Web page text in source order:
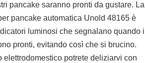
pancake saranno pronti da gustare. La
pancake automatica Unold 48165 è
luminosi che segnalano quando i
pronti, evitando così che si brucino.
elettrodomestico potrete deliziarvi con